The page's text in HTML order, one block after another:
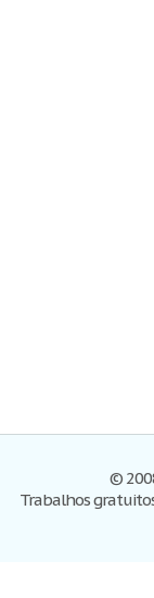
©
Trabalhos